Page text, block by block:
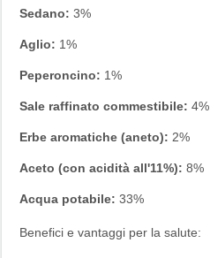
Sedano: 3%
Aglio: 1%
Peperoncino: 1%
Sale raffinato commestibile: 4%
Erbe aromatiche (aneto): 2%
Aceto (con acidità all'11%): 8%
Acqua potabile: 33%
Benefici e vantaggi per la salute: